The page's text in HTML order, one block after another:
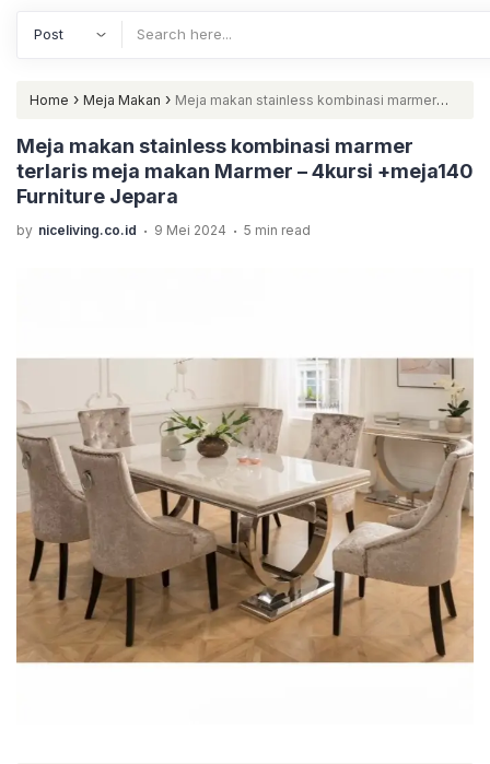
Home › Meja Makan › Meja makan stainless kombinasi marmer
terlaris meja makan Marmer – 4kursi +meja140 Furniture Jepara
Meja makan stainless kombinasi marmer
terlaris meja makan Marmer – 4kursi +meja140
Furniture Jepara
by niceliving.co.id . 9 Mei 2024 . 5 min read